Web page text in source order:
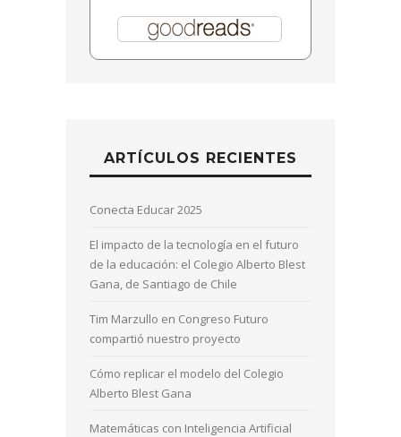
ARTÍCULOS RECIENTES
Conecta Educar 2025
El impacto de la tecnología en el futuro
de la educación: el Colegio Alberto Blest
Gana, de Santiago de Chile
Tim Marzullo en Congreso Futuro
compartió nuestro proyecto
Cómo replicar el modelo del Colegio
Alberto Blest Gana
Matemáticas con Inteligencia Artificial